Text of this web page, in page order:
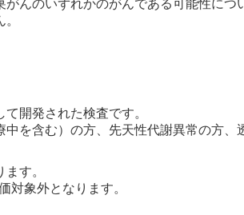
んのいずれかのがんである可能性につ
開発された検査です。
を含む）の方、先天性代謝異常の方、
す。
対象外となります。